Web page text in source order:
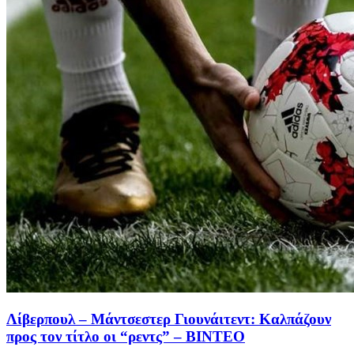
Λίβερπουλ – Μάντσεστερ Γιουνάιτεντ: Καλπάζουν
προς τον τίτλο οι “ρεντς” – ΒΙΝΤΕΟ